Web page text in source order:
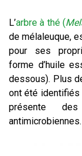
L’arbre à thé (
de mélaleuque,
pour ses
forme d’huile
dessous). Plus
ont été identifiés
présente
antimicrobiennes.